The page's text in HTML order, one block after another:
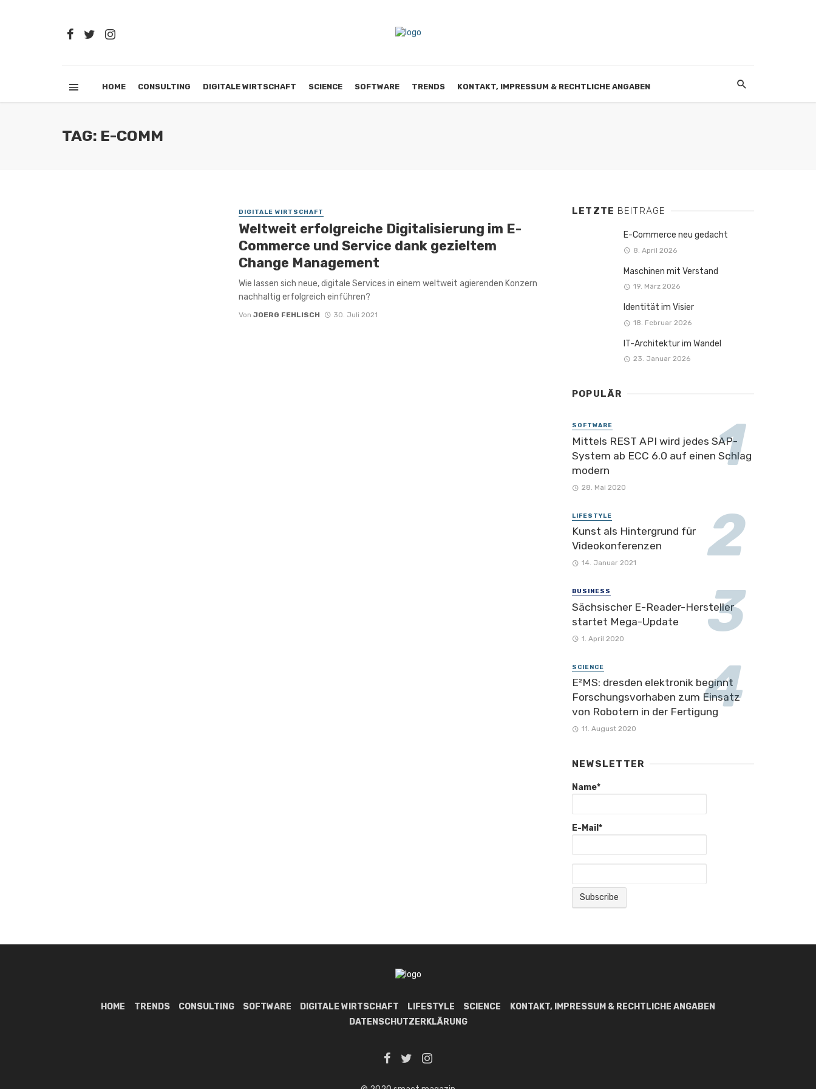
HOME CONSULTING DIGITALE WIRTSCHAFT SCIENCE SOFTWARE TRENDS KONTAKT, IMPRESSUM & RECHTLICHE ANGABEN
TAG: E-COMM
DIGITALE WIRTSCHAFT
Weltweit erfolgreiche Digitalisierung im E-
Commerce und Service dank gezieltem
Change Management
Wie lassen sich neue, digitale Services in einem weltweit agierenden Konzern
nachhaltig erfolgreich einführen?
Von JOERG FEHLISCH 30. Juli 2021
LETZTE BEITRÄGE
E-Commerce neu gedacht
8. April 2026
Maschinen mit Verstand
19. März 2026
Identität im Visier
18. Februar 2026
IT-Architektur im Wandel
23. Januar 2026
POPULÄR
SOFTWARE
Mittels REST API wird jedes SAP-
System ab ECC 6.0 auf einen Schlag
modern
28. Mai 2020
LIFESTYLE
Kunst als Hintergrund für
Videokonferenzen
14. Januar 2021
BUSINESS
Sächsischer E-Reader-Hersteller
startet Mega-Update
1. April 2020
SCIENCE
E²MS: dresden elektronik beginnt
Forschungsvorhaben zum Einsatz
von Robotern in der Fertigung
11. August 2020
NEWSLETTER
Name*
E-Mail*
HOME TRENDS CONSULTING SOFTWARE DIGITALE WIRTSCHAFT LIFESTYLE SCIENCE
KONTAKT, IMPRESSUM & RECHTLICHE ANGABEN
DATENSCHUTZERKLÄRUNG